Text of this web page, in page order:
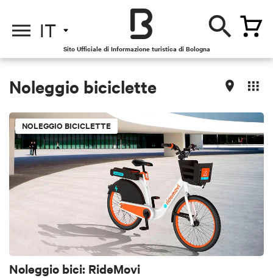
IT
Sito Ufficiale di Informazione turistica di Bologna
Noleggio biciclette
NOLEGGIO BICICLETTE
Noleggio bici: RideMovi